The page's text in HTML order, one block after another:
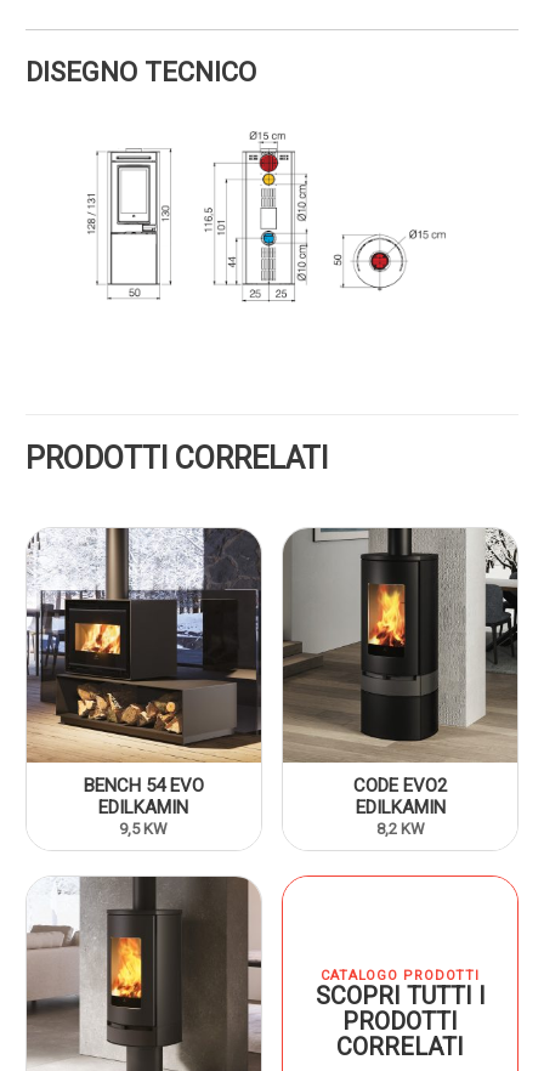
DISEGNO TECNICO
PRODOTTI CORRELATI
BENCH 54 EVO
EDILKAMIN
9,5 KW
CODE EVO2
EDILKAMIN
8,2 KW
CATALOGO PRODOTTI
SCOPRI TUTTI I
PRODOTTI
CORRELATI